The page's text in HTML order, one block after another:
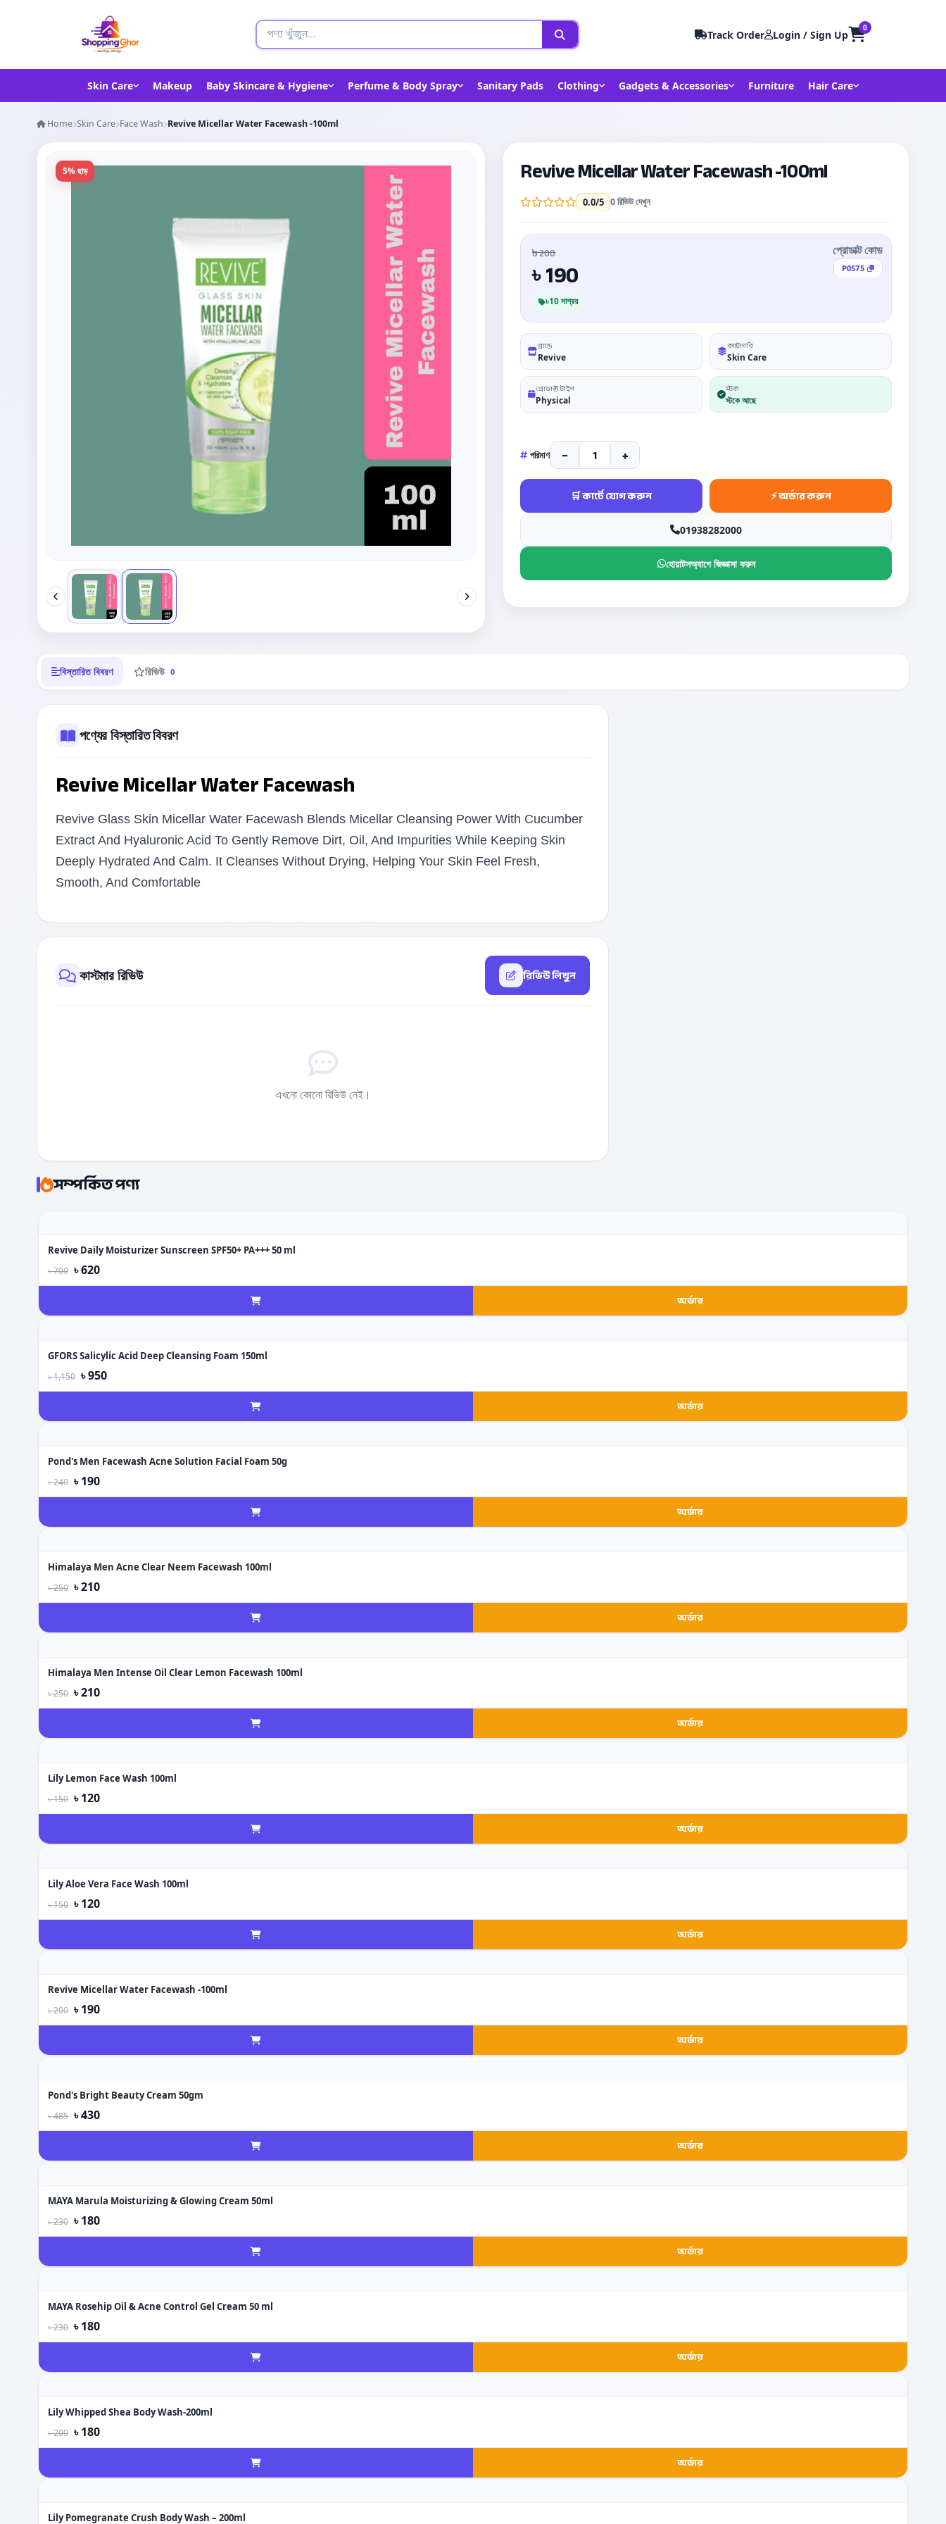
Track Order Login / Sign Up
0
Skin Care Makeup Baby Skincare & Hygiene Perfume & Body Spray Sanitary Pads Clothing Gadgets & Accessories Furniture Hair Care
Home Skin Care Face Wash Revive Micellar Water Facewash -100ml
5% ছাড় Revive Micellar Water Facewash -100ml
0.0/5 0 রিভিউ দেখুন
প্রোডাক্ট কোড
P0575
৳ 200
৳190
৳10 সাশ্রয়
ব্র্যান্ড
Revive
ক্যাটাগরি
Skin Care
প্রোডাক্ট টাইপ
Physical
স্টক
স্টকে আছে
পরিমাণ − +
01938282000
হোয়াটসঅ্যাপে জিজ্ঞাসা করুন
বিস্তারিত বিবরণ রিভিউ 0
পণ্যের বিস্তারিত বিবরণ
Revive Micellar Water Facewash
Revive Glass Skin Micellar Water Facewash Blends Micellar Cleansing Power With Cucumber
Extract And Hyaluronic Acid To Gently Remove Dirt, Oil, And Impurities While Keeping Skin
Deeply Hydrated And Calm. It Cleanses Without Drying, Helping Your Skin Feel Fresh,
Smooth, And Comfortable
কাস্টমার রিভিউ রিভিউ লিখুন
এখনো কোনো রিভিউ নেই।
সম্পর্কিত পণ্য
Revive Daily Moisturizer Sunscreen SPF50+ PA+++ 50 ml
৳ 700 ৳ 620
অর্ডার
GFORS Salicylic Acid Deep Cleansing Foam 150ml
৳ 1,150 ৳ 950
অর্ডার
Pond's Men Facewash Acne Solution Facial Foam 50g
৳ 240 ৳ 190
অর্ডার
Himalaya Men Acne Clear Neem Facewash 100ml
৳ 250 ৳ 210
অর্ডার
Himalaya Men Intense Oil Clear Lemon Facewash 100ml
৳ 250 ৳ 210
অর্ডার
Lily Lemon Face Wash 100ml
৳ 150 ৳ 120
অর্ডার
Lily Aloe Vera Face Wash 100ml
৳ 150 ৳ 120
অর্ডার
Revive Micellar Water Facewash -100ml
৳ 200 ৳ 190
অর্ডার
Pond's Bright Beauty Cream 50gm
৳ 485 ৳ 430
অর্ডার
MAYA Marula Moisturizing & Glowing Cream 50ml
৳ 230 ৳ 180
অর্ডার
MAYA Rosehip Oil & Acne Control Gel Cream 50 ml
৳ 230 ৳ 180
অর্ডার
Lily Whipped Shea Body Wash-200ml
৳ 200 ৳ 180
অর্ডার
Lily Pomegranate Crush Body Wash – 200ml